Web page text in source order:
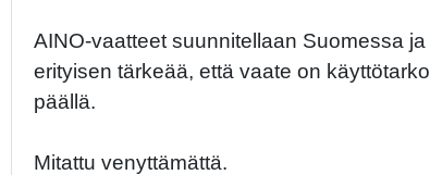
AINO-vaatteet suunnitellaan Suomessa
erityisen tärkeää, että vaate on
päällä.
Mitattu venyttämättä.